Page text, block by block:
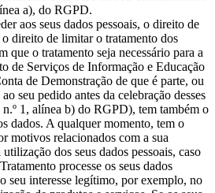
a), do RGPD.
aos seus dados pessoais, o direito de
direito de limitar o tratamento dos
que o tratamento seja necessário para a
de Serviços de Informação e Educação
de Demonstração de que é parte, ou
seu pedido antes da celebração desses
n.º 1, alínea b) do RGPD), tem também o
dados. A qualquer momento, tem o
motivos relacionados com a sua
dos seus dados pessoais, caso
processe os seus dados
seu interesse legítimo, por exemplo, no